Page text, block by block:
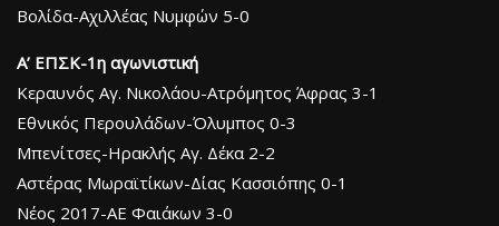
Βολίδα-Αχιλλέας Νυμφών 5-0
Α’ ΕΠΣΚ-1η αγωνιστική
Κεραυνός Αγ. Νικολάου-Ατρόμητος Άφρας 3-1
Εθνικός Περουλάδων-Όλυμπος 0-3
Μπενίτσες-Ηρακλής Αγ. Δέκα 2-2
Αστέρας Μωραϊτίκων-Δίας Κασσιόπης 0-1
Νέος 2017-ΑΕ Φαιάκων 3-0